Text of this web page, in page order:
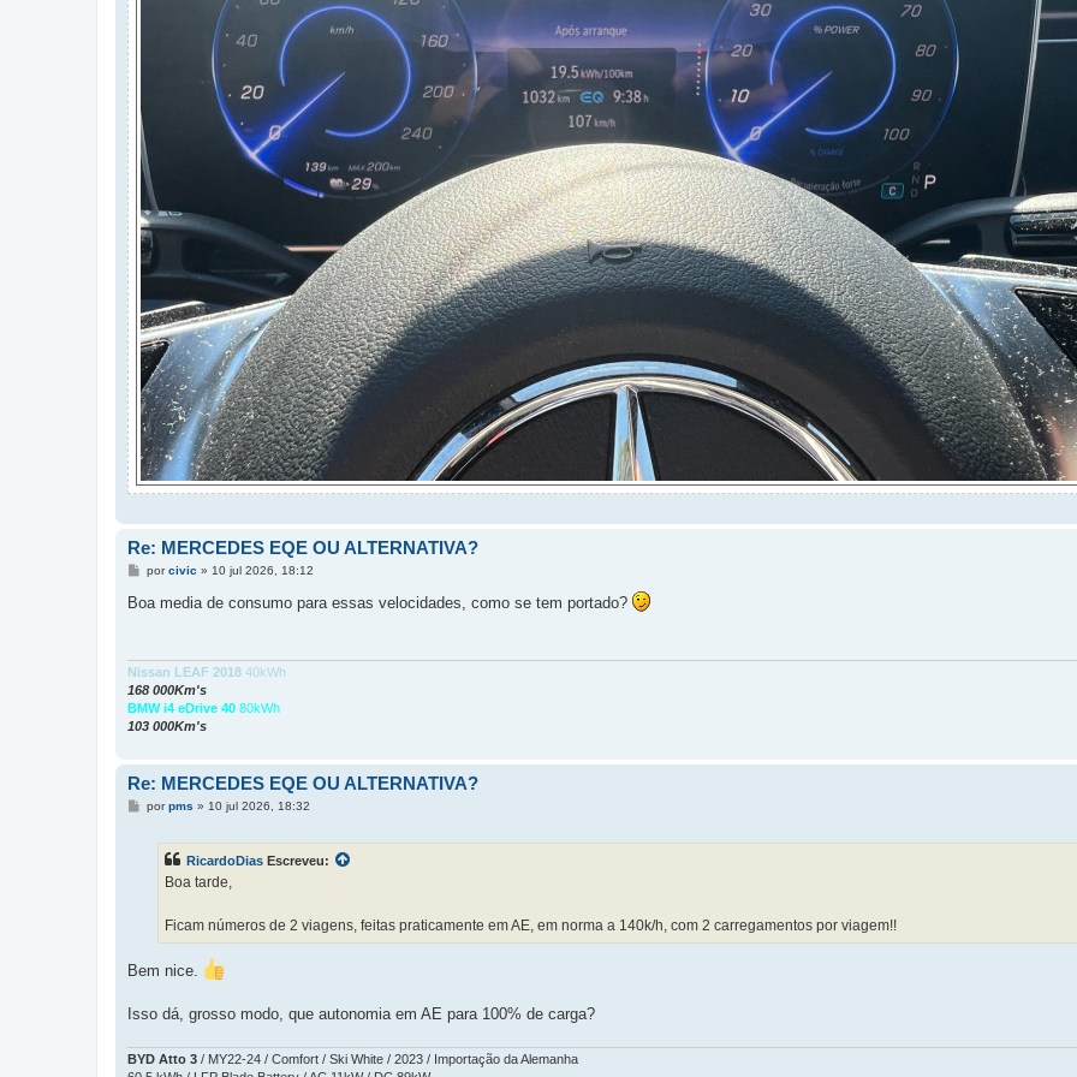
Re: MERCEDES EQE OU ALTERNATIVA?
M
n
s
m
porcivic » 10 jul 2026, 18:12
Boa media de consumo para essas velocidades, como se tem portado?
Nissan LEAF 2018 40kWh
168 000Km's
BMW i4 eDrive 40 80kWh
103 000Km's
Re: MERCEDES EQE OU ALTERNATIVA?
Mporpms » 10 jul 2026, 18:32
RicardoDias Escreveu:
Boa tarde,
Ficam números de 2 viagens, feitas praticamente em AE, em norma a 140k/h, com 2 carregamentos por viagem!!
Bem nice.
Isso dá, grosso modo, que autonomia em AE para 100% de carga?
BYD Atto 3 / MY22-24 / Comfort / Ski White / 2023 / Importação da Alemanha